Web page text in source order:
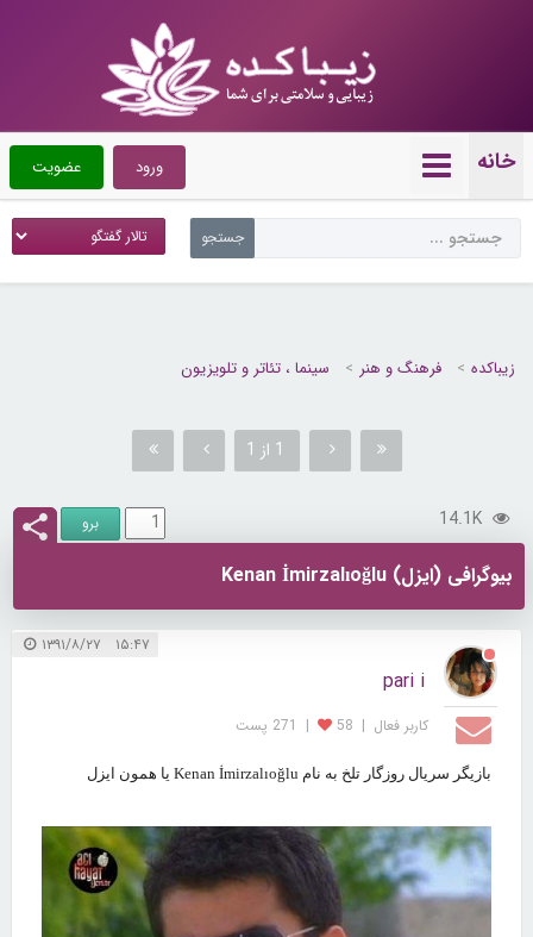
خانه عضویت ورود
زیباکده فرهنگ و هنر سینما ، تئاتر و تلویزیون
1 از 1
14.1K
بیوگرافی (ایزل) Kenan İmirzalıoğlu
۱۵:۴۷ ۱۳۹۱/۸/۲۷
pari i
کاربر فعال |
58
| 271 پست
بازیگر سریال روزگار تلخ به نام یا همون ایزل